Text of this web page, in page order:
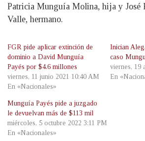
Patricia Munguía Molina, hija y José
Valle, hermano.
FGR pide aplicar extinción de
dominio a David Munguía
Payés por $4.6 millones
viernes, 11 junio 2021 10:40 AM
En «Nacionales»
Inician
caso
viernes, 19
En
Munguía Payés pide a juzgado
le devuelvan más de $113 mil
miércoles, 5 octubre 2022 3:11 PM
En «Nacionales»